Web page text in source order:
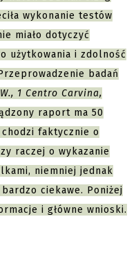
wykonanie testów
miało dotyczyć
użytkowania i zdolność
badań
1 Centro Carvina,
raport ma 50
faktycznie o
raczej o wykazanie
niemniej jednak
ciekawe. Poniżej
i główne wnioski.